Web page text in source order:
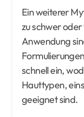
Ein weiterer
zu schwer
Anwendung
schnell ein,
Hauttypen,
geeignet sind.